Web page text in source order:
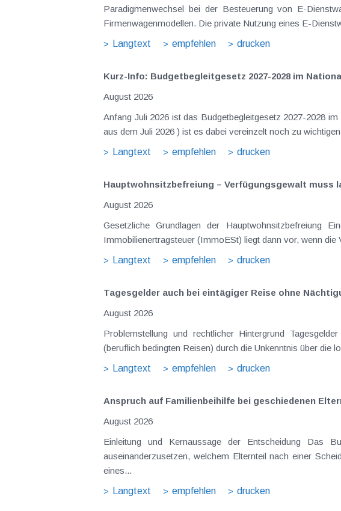
Paradigmenwechsel bei der Besteuerung von E-
Firmenwagenmodellen. Die private Nutzung eines E-
Langtext
empfehlen drucken
Kurz-Info: Budgetbegleitgesetz 2027-2028 im
August 2026
Anfang Juli 2026 ist das Budgetbegleitgesetz 2027-2028
aus dem Juli 2026 ) ist es dabei vereinzelt noch zu
Langtext
empfehlen drucken
Hauptwohnsitz​­befreiung – Verfügungsgewalt muss
August 2026
Gesetzliche Grundlagen der Hauptwohnsitzbefreiung
Immobilienertragsteuer (ImmoESt) liegt dann vor, wenn
Langtext
empfehlen drucken
Tagesgelder auch bei eintägiger Reise ohne
August 2026
Problemstellung und rechtlicher Hintergrund
(beruflich bedingten Reisen) durch die Unkenntnis über die
Langtext
empfehlen drucken
Anspruch auf Familienbeihilfe bei geschiedenen
August 2026
Einleitung und Kernaussage der Entscheidung Das
auseinanderzusetzen, welchem Elternteil nach einer
eines...
Langtext
empfehlen drucken